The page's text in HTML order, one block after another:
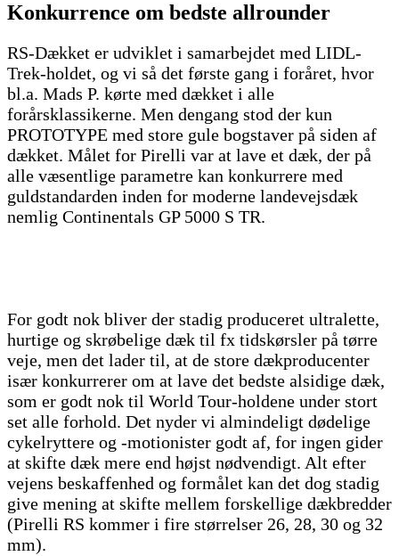
Konkurrence om bedste allrounder
RS-Dækket er udviklet i samarbejdet med LIDL-
Trek-holdet, og vi så det første gang i foråret, hvor
bl.a. Mads P. kørte med dækket i alle
forårsklassikerne. Men dengang stod der kun
PROTOTYPE med store gule bogstaver på siden af
dækket. Målet for Pirelli var at lave et dæk, der på
alle væsentlige parametre kan konkurrere med
guldstandarden inden for moderne landevejsdæk
nemlig Continentals GP 5000 S TR.
For godt nok bliver der stadig produceret ultralette,
hurtige og skrøbelige dæk til fx tidskørsler på tørre
veje, men det lader til, at de store dækproducenter
især konkurrerer om at lave det bedste alsidige dæk,
som er godt nok til World Tour-holdene under stort
set alle forhold. Det nyder vi almindeligt dødelige
cykelryttere og -motionister godt af, for ingen gider
at skifte dæk mere end højst nødvendigt. Alt efter
vejens beskaffenhed og formålet kan det dog stadig
give mening at skifte mellem forskellige dækbredder
(Pirelli RS kommer i fire størrelser 26, 28, 30 og 32
mm).